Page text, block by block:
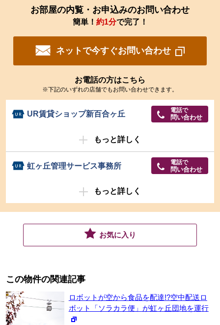
お部屋の内覧・お申込みのお問い合わせ
簡単！ 約1分で完了！
ネットで今すぐお問い合わせ
お電話の方はこちら
※下記のいずれの店舗でもお問い合わせできます。
UR賃貸ショップ新百合ヶ丘 電話で
問い合わせ
もっと詳しく
虹ヶ丘管理サービス事務所 電話で
問い合わせ
もっと詳しく
お気に入り
この物件の関連記事
ロボットが空から食品を配達!?空中配送ロ
ボット「ソラカラ便」が虹ヶ丘団地を運行